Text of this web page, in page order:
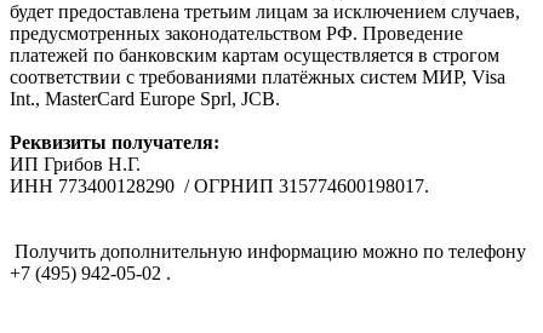
будет предоставлена третьим лицам за исключением случаев,
предусмотренных законодательством РФ. Проведение
платежей по банковским картам осуществляется в строгом
соответствии с требованиями платёжных систем МИР, Visa
Int., MasterCard Europe Sprl, JCB.
Реквизиты получателя:
ИП Грибов Н.Г.
ИНН 773400128290 / ОГРНИП 315774600198017.
Получить дополнительную информацию можно по телефону
+7 (495) 942-05-02 .